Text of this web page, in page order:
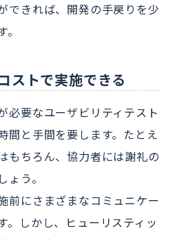
できれば、開発の手戻りを少
ストで実施できる
必要なユーザビリティテスト
間と手間を要します。たとえ
もちろん、協力者には謝礼の
う。
前にさまざまなコミュニケー
。しかし、ヒューリスティッ